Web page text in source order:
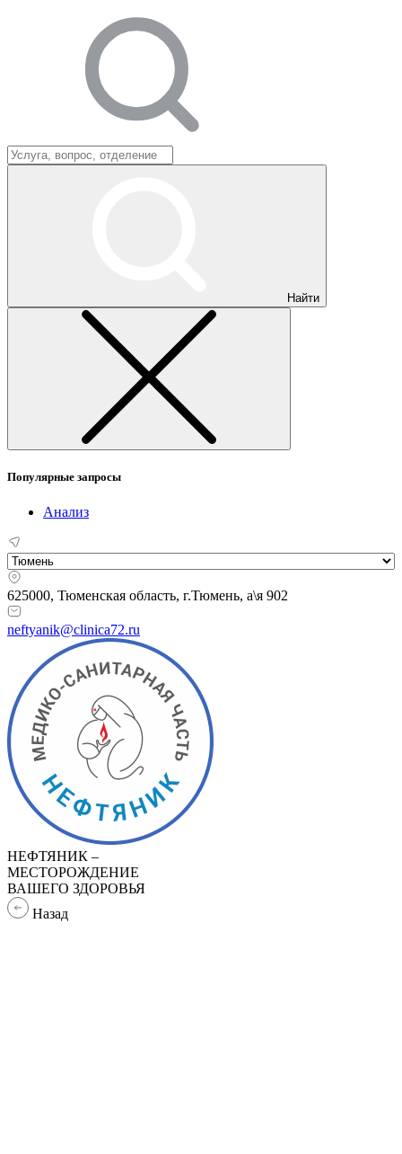
Найти
Популярные запросы
Анализ
625000, Тюменская область, г.Тюмень, а\я 902
neftyanik@clinica72.ru
НЕФТЯНИК –
МЕСТОРОЖДЕНИЕ
ВАШЕГО ЗДОРОВЬЯ
Назад